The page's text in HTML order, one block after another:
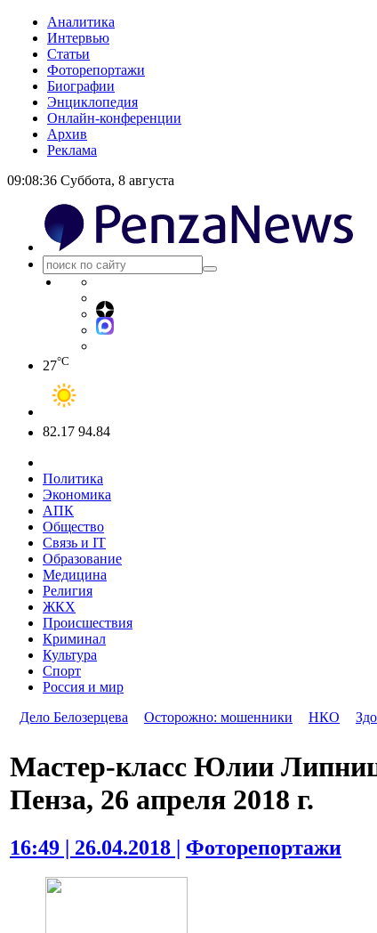
Аналитика
Интервью
Статьи
Фоторепортажи
Биографии
Энциклопедия
Онлайн-конференции
Архив
Реклама
09:08:37 Суббота, 8 августа
27°C
82.17 94.84
Политика
Экономика
АПК
Общество
Связь и IT
Образование
Медицина
Религия
ЖКХ
Происшествия
Криминал
Культура
Спорт
Россия и мир
Дело Белозерцева
Осторожно: мошенники НКО
Мастер-класс Юлии
Пенза, 26 апреля 2018 г.
16:49 | 26.04.2018 | Фоторепортажи